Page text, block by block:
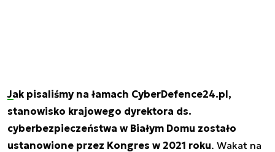
Jak pisaliśmy na łamach CyberDefence24.pl,
stanowisko krajowego dyrektora ds.
cyberbezpieczeństwa w Białym Domu zostało
ustanowione przez Kongres w 2021 roku. Wakat na